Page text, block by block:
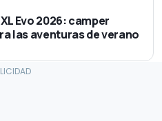
Evo 2026: camper
las aventuras de verano